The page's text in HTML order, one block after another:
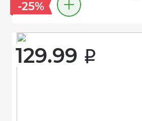
-25%
129.99 i